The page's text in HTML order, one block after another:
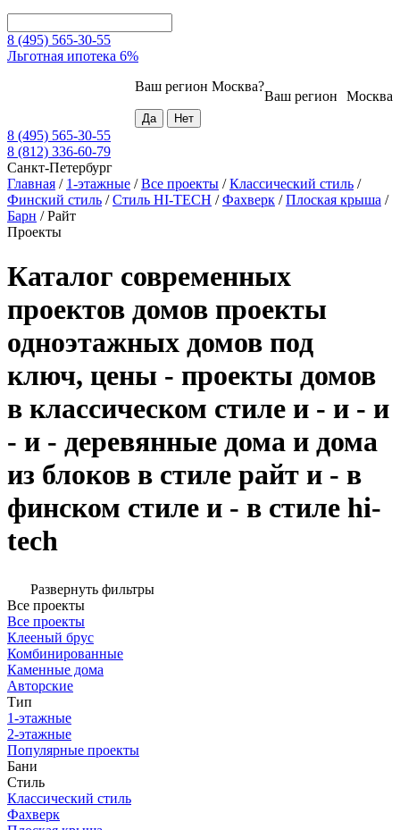
8 (495) 565-30-55
Льготная ипотека 6%
Москва
Ваш регион
Ваш регион Москва?
8 (495) 565-30-55
8 (812) 336-60-79
Санкт-Петербург
Главная / 1-этажные /Все проекты /Классический стиль /
Финский стиль /Стиль HI-TECH /Фахверк /Плоская крыша /
Барн /Райт
Проекты
Каталог современных
проектов домов проекты
одноэтажных домов под
ключ, цены - проекты домов
в классическом стиле и - и - и
- и - деревянные дома и дома
из блоков в стиле райт и - в
финском стиле и - в стиле hi-
tech
Развернуть фильтры
Все проекты
Все проекты
Клееный брус
Комбинированные
Каменные дома
Авторские
Тип
1-этажные
2-этажные
Популярные проекты
Бани
Стиль
Классический стиль
Фахверк